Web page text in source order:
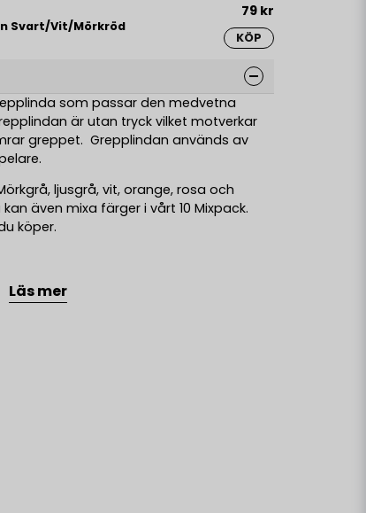
Svart/Vit/Mörkröd
79 kr
KÖP
som passar den medvetna
är utan tryck vilket motverkar
greppet. Grepplindan används av
ljusgrå, vit, orange, rosa och
kan även mixa färger i vårt 10 Mixpack.
köper.
är har en bra fästförmåga vid
delen på Grepplindan när du början
vid knoppen på klubban. Avsluta
som avslut. Ett tips är att inte dra
lite åt gången när du lindar på. Då
en tids användning.
Läs mer